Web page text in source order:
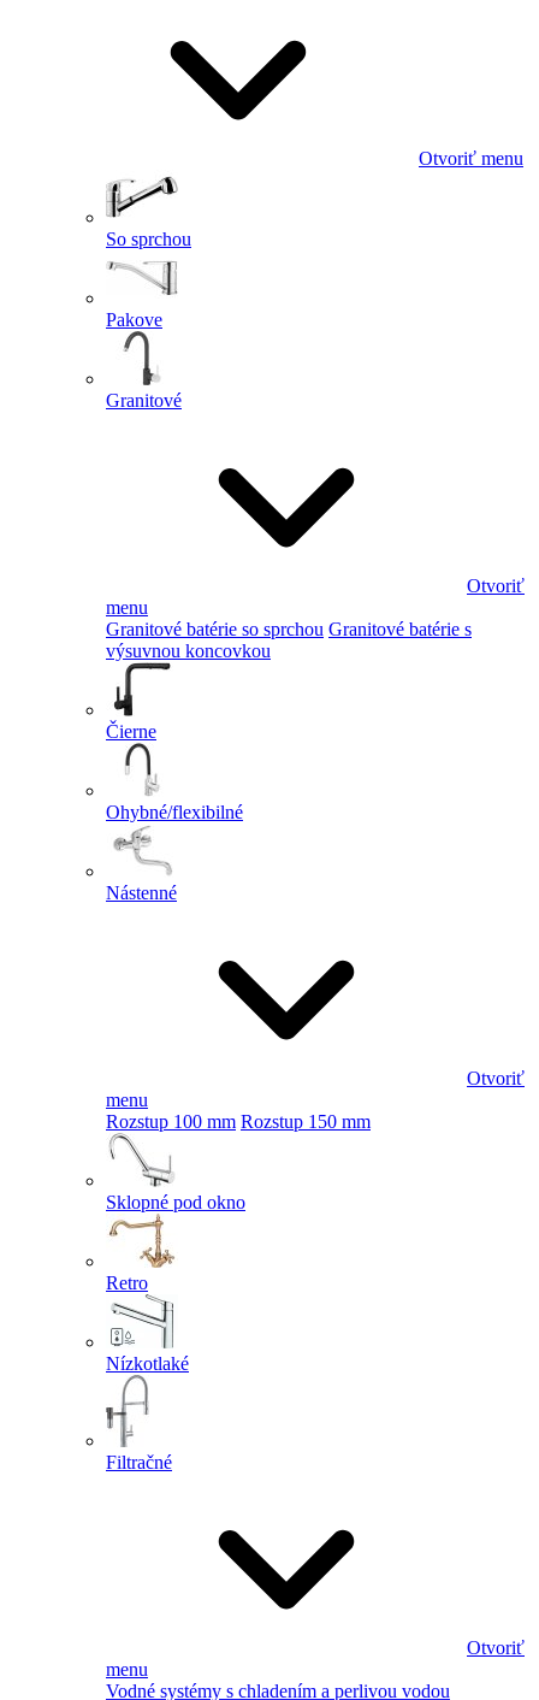
Otvoriť menu
So sprchou
Pakove
Granitové
Otvoriť
menu
Granitové batérie so sprchou Granitové batérie s
výsuvnou koncovkou
Čierne
Ohybné/flexibilné
Nástenné
Otvoriť
menu
Rozstup 100 mm Rozstup 150 mm
Sklopné pod okno
Retro
Nízkotlaké
Filtračné
Otvoriť
menu
Vodné systémy s chladením a perlivou vodou